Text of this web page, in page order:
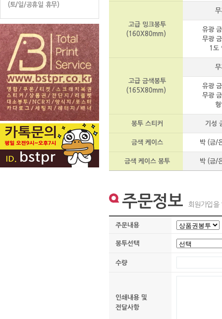
(토/일/공휴일 휴무)
고급 밍크봉투
(160X80mm)
무
유광
무광
1도
고급 금색봉투
(165X80mm)
무
유광
무광
형
봉투 스티커 기성
금색 케이스 박 (금/
금색 케이스 봉투 박 (금/
주문정보 회원가입을
주문내용
봉투선택
수량
인쇄내용 및
전달사항